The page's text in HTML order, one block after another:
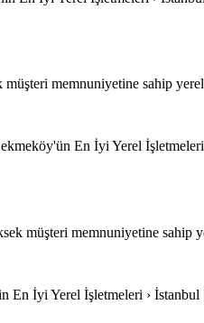
memnuniyetine sahip
En İyi Yerel
müşteri memnuniyetine sahip
En İyi Yerel İşletmeleri ›